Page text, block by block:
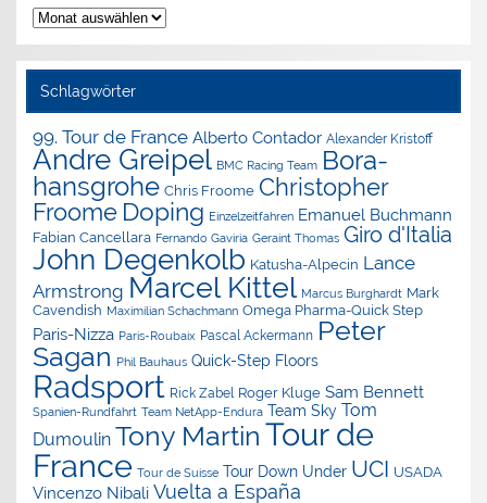
Nachrichten-
Archiv
Schlagwörter
99. Tour de France Alberto Contador Alexander Kristoff
Andre Greipel BMC Racing Team Bora-
hansgrohe Chris Froome Christopher
Froome Doping Einzelzeitfahren Emanuel Buchmann
Fabian Cancellara Fernando Gaviria Geraint Thomas Giro d'Italia
John Degenkolb Katusha-Alpecin Lance
Armstrong Marcel Kittel Marcus Burghardt Mark
Cavendish Maximilian Schachmann Omega Pharma-Quick Step
Paris-Nizza Paris-Roubaix Pascal Ackermann Peter
Sagan Phil Bauhaus Quick-Step Floors
Radsport Rick Zabel Roger Kluge Sam Bennett
Spanien-Rundfahrt Team NetApp-Endura Team Sky Tom
Dumoulin Tony Martin Tour de
France Tour de Suisse Tour Down Under UCI USADA
Vincenzo Nibali Vuelta a España